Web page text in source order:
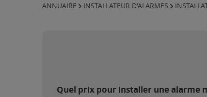
ANNUAIRE INSTALLATEUR D'ALARMES
Quel prix pour installer une alarme